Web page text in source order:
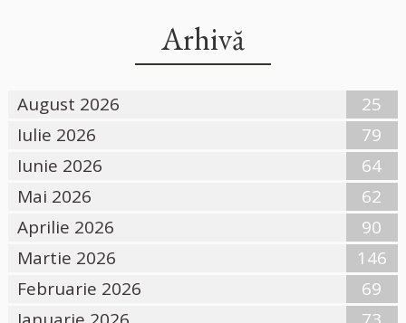
Arhivă
August 2026
25
Iulie 2026
79
Iunie 2026
64
Mai 2026
62
Aprilie 2026
90
Martie 2026
146
Februarie 2026
69